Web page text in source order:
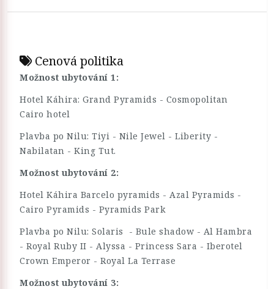
Cenová politika
Možnost ubytování 1:
Hotel Káhira: Grand Pyramids - Cosmopolitan
Cairo hotel
Plavba po Nilu: Tiyi - Nile Jewel - Liberity -
Nabilatan - King Tut.
Možnost ubytování 2:
Hotel Káhira Barcelo pyramids - Azal Pyramids -
Cairo Pyramids - Pyramids Park
Plavba po Nilu: Solaris - Bule shadow - Al Hambra
- Royal Ruby II - Alyssa - Princess Sara - Iberotel
Crown Emperor - Royal La Terrase
Možnost ubytování 3: